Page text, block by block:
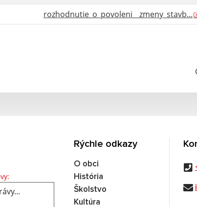
rozhodnutie_o_povoleni__zmeny_stavb...
Text vašej správy...
Rýchle odkazy
O obci
História
Školstvo
Kultúra